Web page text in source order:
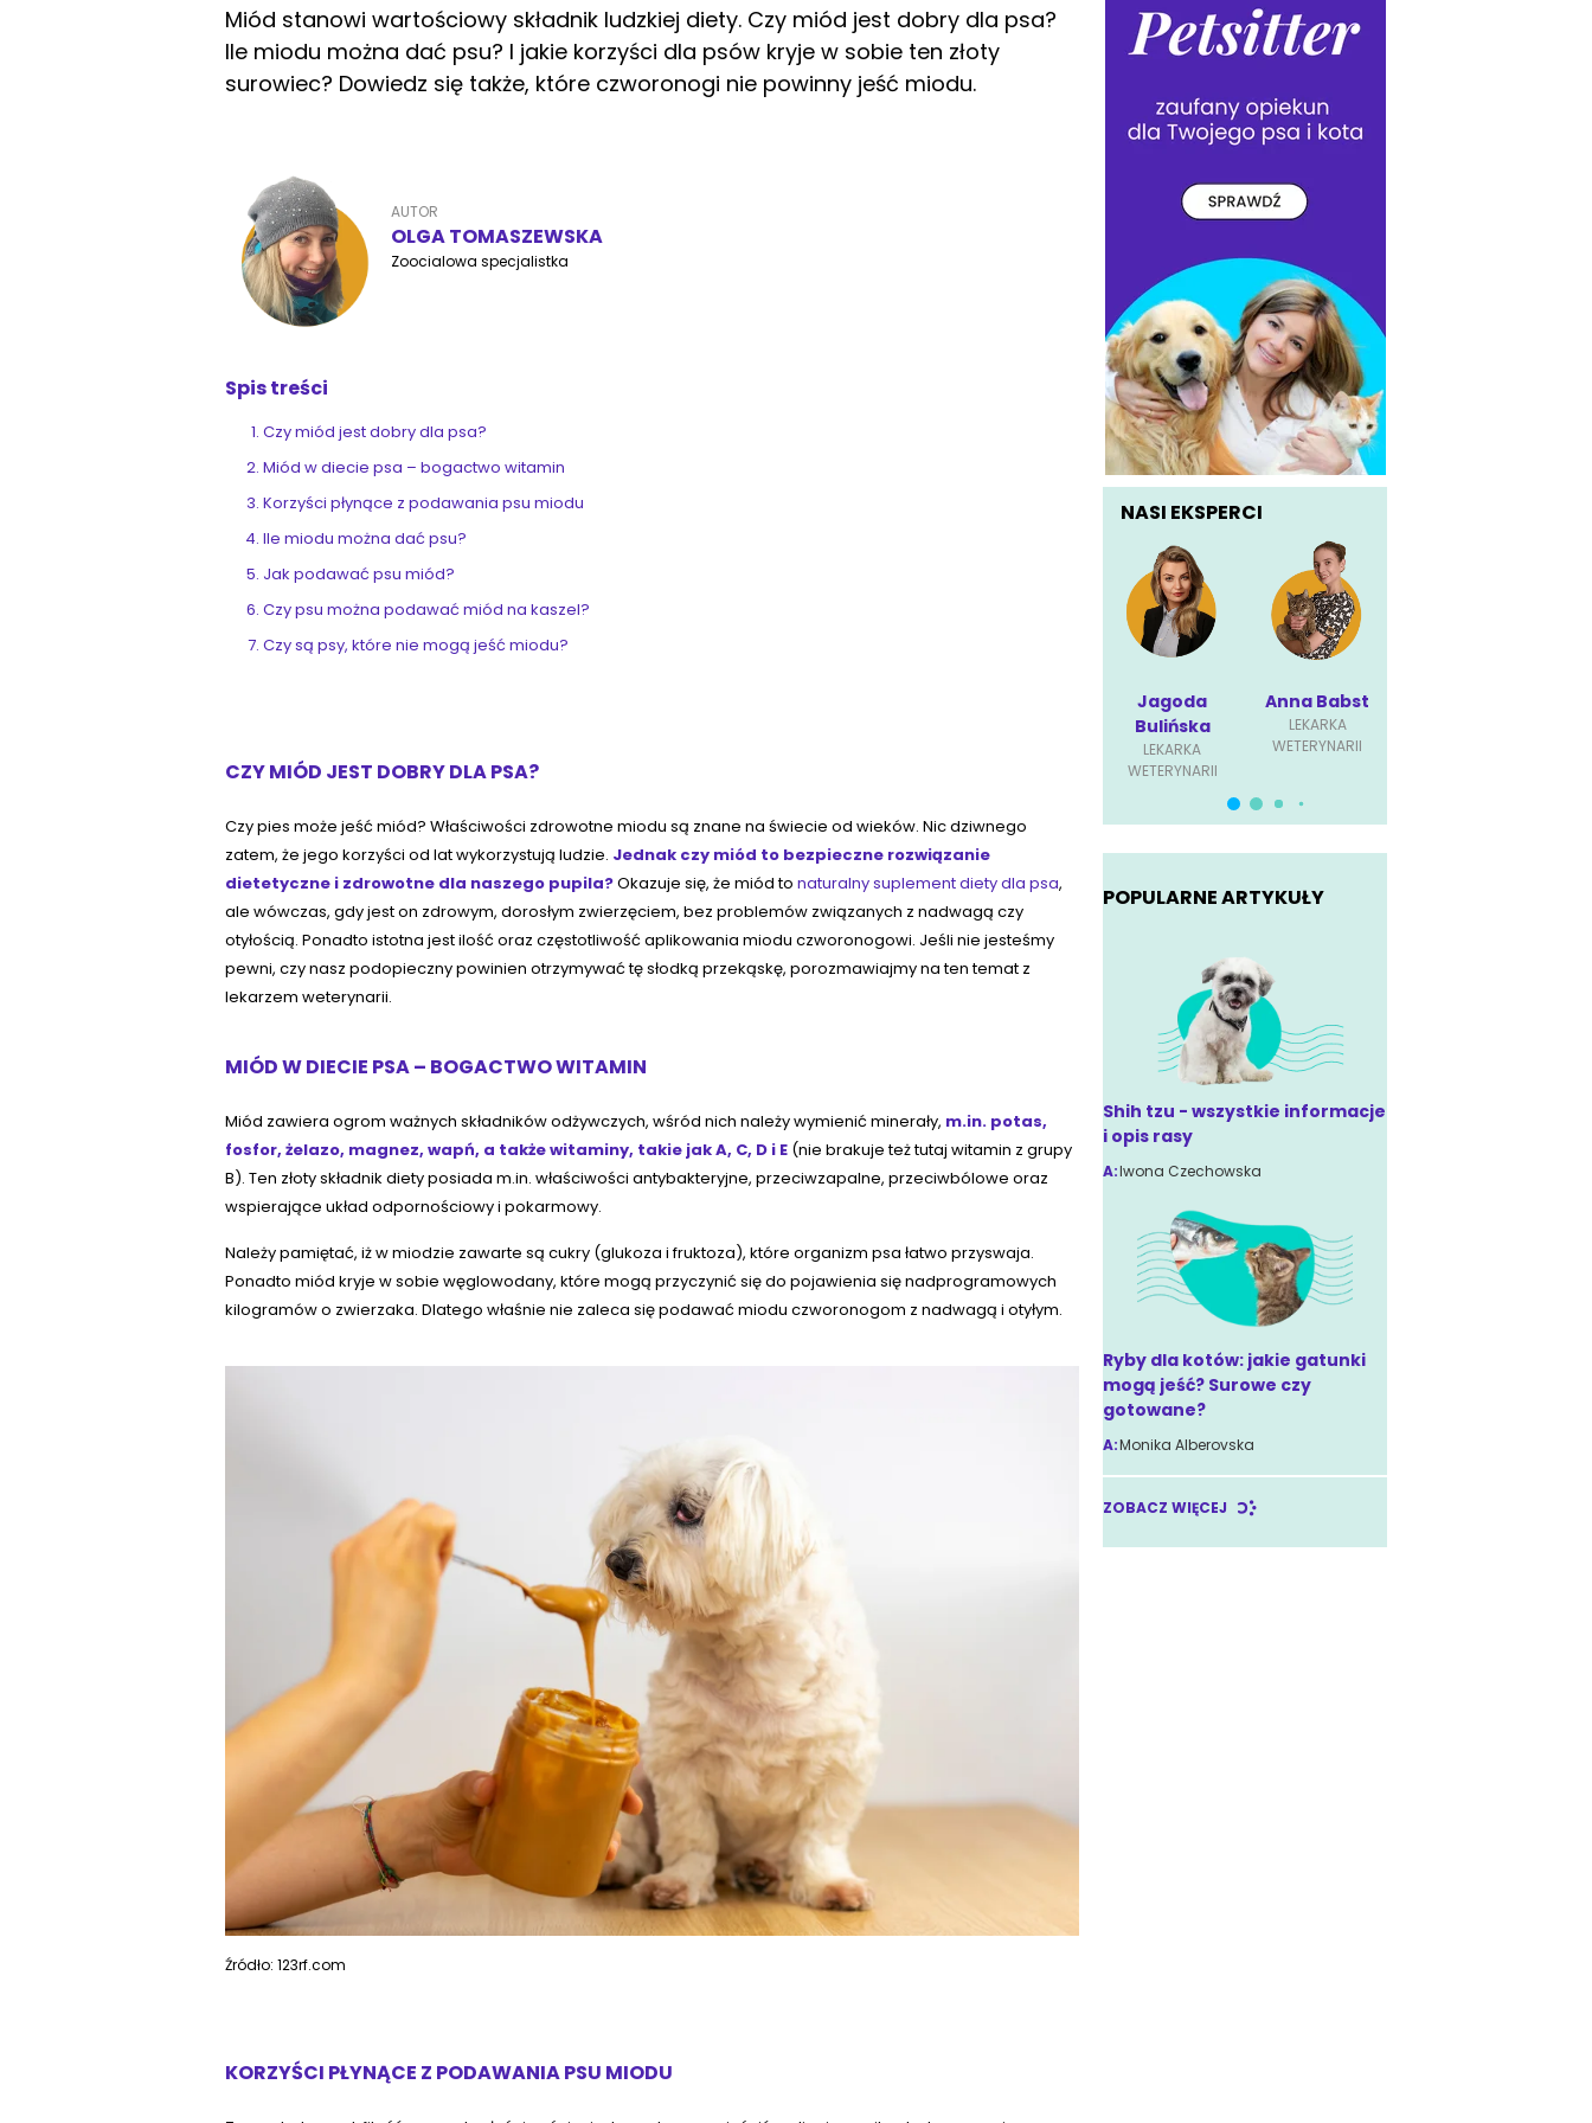
Miód stanowi wartościowy składnik ludzkiej diety. Czy miód jest dobry dla psa?
Ile miodu można dać psu? I jakie korzyści dla psów kryje w sobie ten złoty
surowiec? Dowiedz się także, które czworonogi nie powinny jeść miodu.
AUTOR
OLGA TOMASZEWSKA
Zoocialowa specjalistka
Spis treści
Czy miód jest dobry dla psa?
Miód w diecie psa – bogactwo witamin
Korzyści płynące z podawania psu miodu
Ile miodu można dać psu?
Jak podawać psu miód?
Czy psu można podawać miód na kaszel?
Czy są psy, które nie mogą jeść miodu?
CZY MIÓD JEST DOBRY DLA PSA?
Czy pies może jeść miód? Właściwości zdrowotne miodu są znane na świecie od wieków. Nic dziwnego
zatem, że jego korzyści od lat wykorzystują ludzie. Jednak czy miód to bezpieczne rozwiązanie
dietetyczne i zdrowotne dla naszego pupila?Okazuje się, że miód to naturalny suplement diety dla psa,
ale wówczas, gdy jest on zdrowym, dorosłym zwierzęciem, bez problemów związanych z nadwagą czy
otyłością. Ponadto istotna jest ilość oraz częstotliwość aplikowania miodu czworonogowi. Jeśli nie jesteśmy
pewni, czy nasz podopieczny powinien otrzymywać tę słodką przekąskę, porozmawiajmy na ten temat z
lekarzem weterynarii.
MIÓD W DIECIE PSA – BOGACTWO WITAMIN
Miód zawiera ogrom ważnych składników odżywczych, wśród nich należy wymienić minerały, m.in. potas,
fosfor, żelazo, magnez, wapń, a także witaminy, takie jak A, C, D i E (nie brakuje też tutaj witamin z grupy
B). Ten złoty składnik diety posiada m.in. właściwości antybakteryjne, przeciwzapalne, przeciwbólowe oraz
wspierające układ odpornościowy i pokarmowy.
Należy pamiętać, iż w miodzie zawarte są cukry (glukoza i fruktoza), które organizm psa łatwo przyswaja.
Ponadto miód kryje w sobie węglowodany, które mogą przyczynić się do pojawienia się nadprogramowych
kilogramów o zwierzaka. Dlatego właśnie nie zaleca się podawać miodu czworonogom z nadwagą i otyłym.
Źródło: 123rf.com
KORZYŚCI PŁYNĄCE Z PODAWANIA PSU MIODU
NASI EKSPERCI
Jagoda
Bulińska
LEKARKA
WETERYNARII
Anna Babst
LEKARKA
WETERYNARII
POPULARNE ARTYKUŁY
Shih tzu - wszystkie informacje
i opis rasy
A:Iwona Czechowska
Ryby dla kotów: jakie gatunki
mogą jeść? Surowe czy
gotowane?
A:Monika Alberovska
ZOBACZ WIĘCEJ